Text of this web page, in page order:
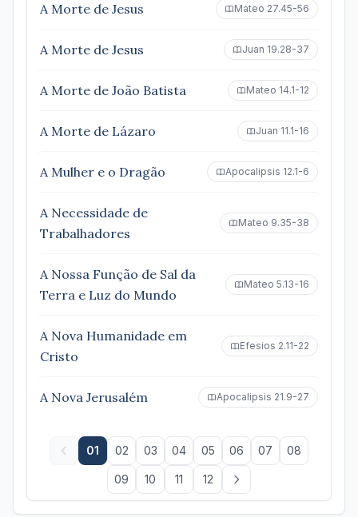
A Morte de Jesus Mateo 27.45-56
A Morte de Jesus Juan 19.28-37
A Morte de João Batista Mateo 14.1-12
A Morte de Lázaro Juan 11.1-16
A Mulher e o Dragão Apocalipsis 12.1-6
A Necessidade de
Trabalhadores
Mateo 9.35-38
A Nossa Função de Sal da
Terra e Luz do Mundo
Mateo 5.13-16
A Nova Humanidade em
Cristo
Efesios 2.11-22
A Nova Jerusalém Apocalipsis 21.9-27
01 02 03 04 05 06 07 08
09 10 11 12